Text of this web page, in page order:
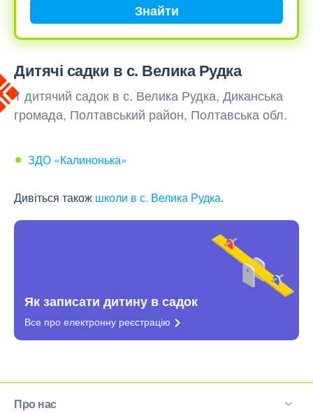
Знайти
Дитячі садки в с. Велика Рудка
1 дитячий садок в с. Велика Рудка, Диканська
громада, Полтавський район, Полтавська обл.
ЗДО «Калинонька»
Дивіться також школи в с. Велика Рудка.
Як записати дитину в садок
Все про електронну реєстрацію
Про нас